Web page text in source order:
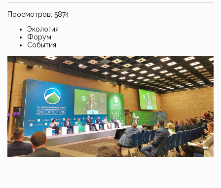
Просмотров: 5874
Экология
Форум
События